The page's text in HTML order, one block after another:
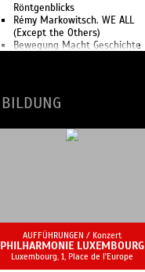
Röntgenblicks
Rémy Markowitsch. WE ALL
(Except the Others)
Bewegung Macht Geschichte
Weltkulturerbe Völklinger
Hütte
BILDUNG
AUFFÜHRUNGEN / Konzert
PHILHARMONIE LUXEMBOURG
Luxembourg, 1, Place de l'Europe